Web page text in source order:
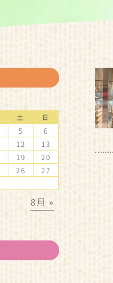
土 日
5
6
12
13
19
20
26
27
8月 »